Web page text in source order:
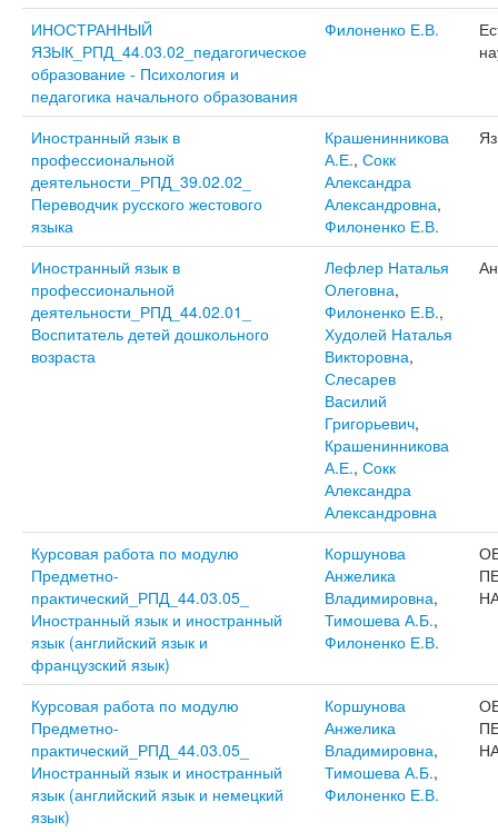
ИНОСТРАННЫЙ
ЯЗЫК_РПД_44.03.02_педагогическое
образование - Психология и
педагогика начального образования
Филоненко Е.В.
Иностранный язык в
профессиональной
деятельности_РПД_39.02.02_
Переводчик русского жестового
языка
Крашенинникова
А.Е., Сокк
Александра
Александровна,
Филоненко Е.В.
Иностранный язык в
профессиональной
деятельности_РПД_44.02.01_
Воспитатель детей дошкольного
возраста
Лефлер Наталья
Олеговна,
Филоненко Е.В.,
Худолей Наталья
Викторовна,
Слесарев
Василий
Григорьевич,
Крашенинникова
А.Е., Сокк
Александра
Александровна
Курсовая работа по модулю
Предметно-
практический_РПД_44.03.05_
Иностранный язык и иностранный
язык (английский язык и
французский язык)
Коршунова
Анжелика
Владимировна,
Тимошева А.Б.,
Филоненко Е.В.
Курсовая работа по модулю
Предметно-
практический_РПД_44.03.05_
Иностранный язык и иностранный
язык (английский язык и немецкий
язык)
Коршунова
Анжелика
Владимировна,
Тимошева А.Б.,
Филоненко Е.В.